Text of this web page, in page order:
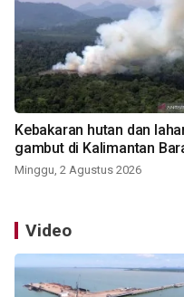
Kebakaran hutan dan
gambut di Kalimantan
Minggu, 2 Agustus 2026
Video